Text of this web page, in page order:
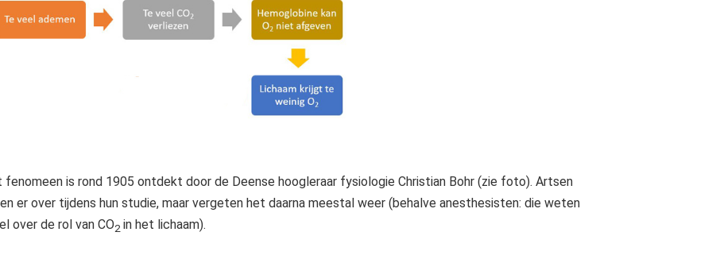
fenomeen is rond 1905 ontdekt door de Deense hoogleraar fysiologie Christian Bohr (zie foto). Artsen
er over tijdens hun studie, maar vergeten het daarna meestal weer (behalve anesthesisten: die weten
over de rol van CO2in het lichaam).